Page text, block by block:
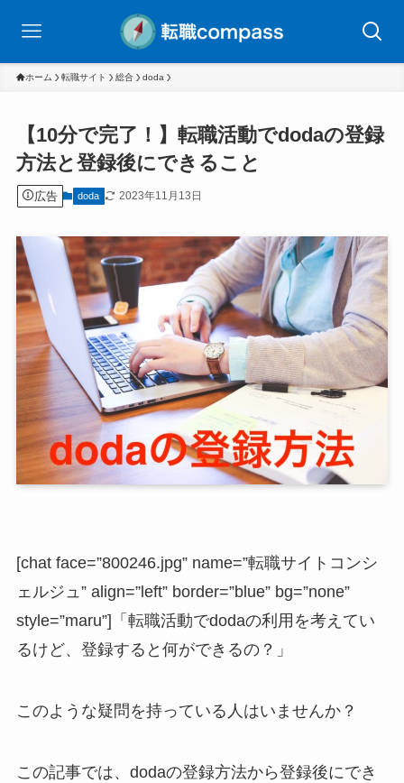
ホーム 転職サイト 総合 doda
【10分で完了！】転職活動でdodaの登録
方法と登録後にできること
広告 doda 2023年11月13日
[chat face=”800246.jpg” name=”転職サイトコンシ
ェルジュ” align=”left” border=”blue” bg=”none”
style=”maru”]「転職活動でdodaの利用を考えてい
るけど、登録すると何ができるの？」
このような疑問を持っている人はいませんか？
この記事では、dodaの登録方法から登録後にでき